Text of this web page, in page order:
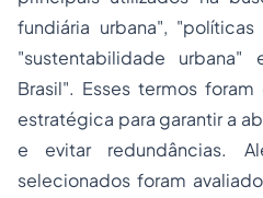
fundiária urbana",
"sustentabilidade
Brasil". Esses termos
estratégica para garantir a
e evitar redundâncias.
selecionados foram